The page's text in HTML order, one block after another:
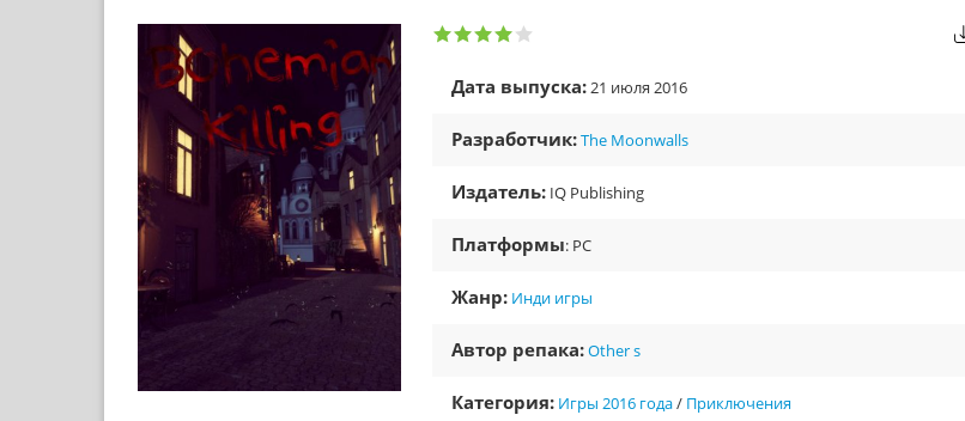
Дата выпуска:21 июля 2016
Разработчик:The Moonwalls
Издатель: IQ Publishing
Платформы: PC
Жанр: Инди игры
Автор репака:Other s
Категория: Игры 2016 года/ Приключения